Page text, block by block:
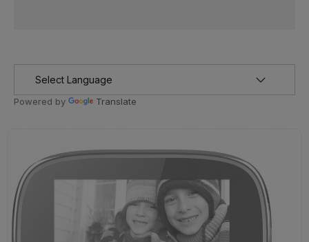
Powered by Translate